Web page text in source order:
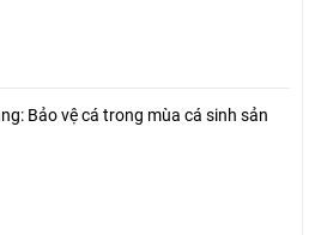
Bảo vệ cá trong mùa cá sinh sản